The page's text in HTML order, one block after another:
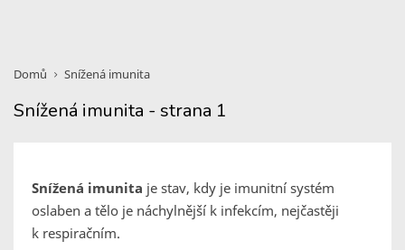
Domů Snížená imunita
Snížená imunita - strana 1
Snížená imunita je stav, kdy je imunitní systém
oslaben a tělo je náchylnější k infekcím, nejčastěji
k respiračním.